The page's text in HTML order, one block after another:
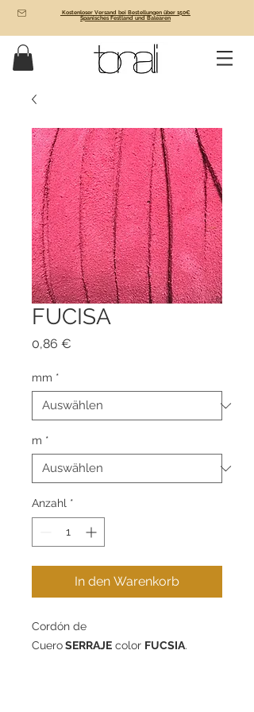
Kostenloser Versand bei Bestellungen über 150€
Spanisches Festland und Balearen
FUCISA
0,86 €
mm *
m *
Anzahl *
In den Warenkorb
Cordón de
CueroSERRAJE color FUCSIA.